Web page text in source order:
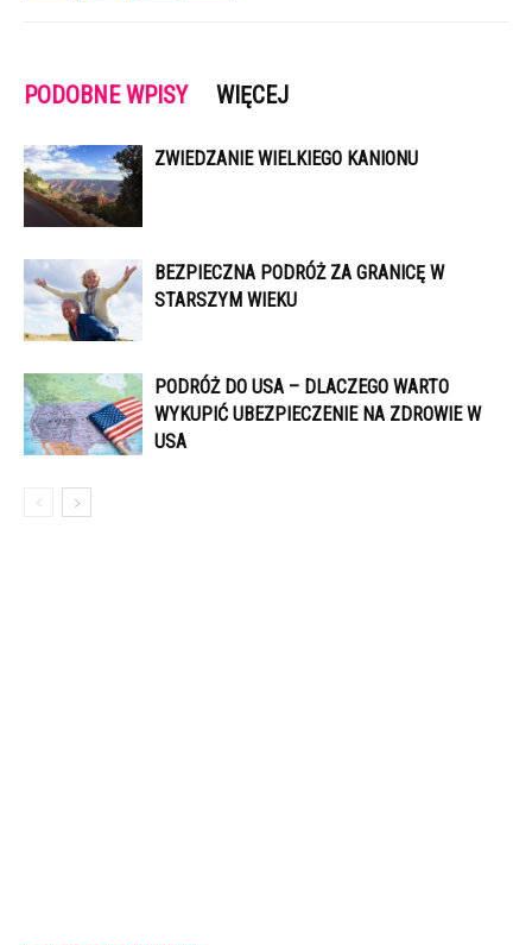
PODOBNE WPISY WIĘCEJ
ZWIEDZANIE WIELKIEGO KANIONU
BEZPIECZNA PODRÓŻ ZA GRANICĘ W
STARSZYM WIEKU
PODRÓŻ DO USA – DLACZEGO WARTO
WYKUPIĆ UBEZPIECZENIE NA ZDROWIE W
USA